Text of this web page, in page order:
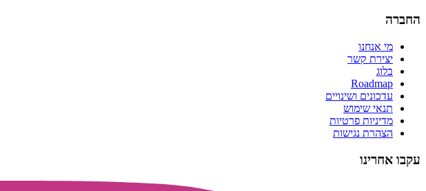
החברה
מי אנחנו
יצירת קשר
בלוג
Roadmap
עדכונים ושינויים
תנאי שימוש
מדיניות פרטיות
הצהרת נגישות
עקבו אחרינו